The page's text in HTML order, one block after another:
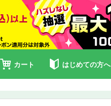
カート はじめての方へ